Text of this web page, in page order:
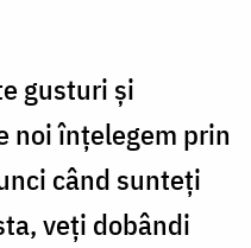
gusturi şi
noi înţelegem prin
când sunteţi
veţi dobândi